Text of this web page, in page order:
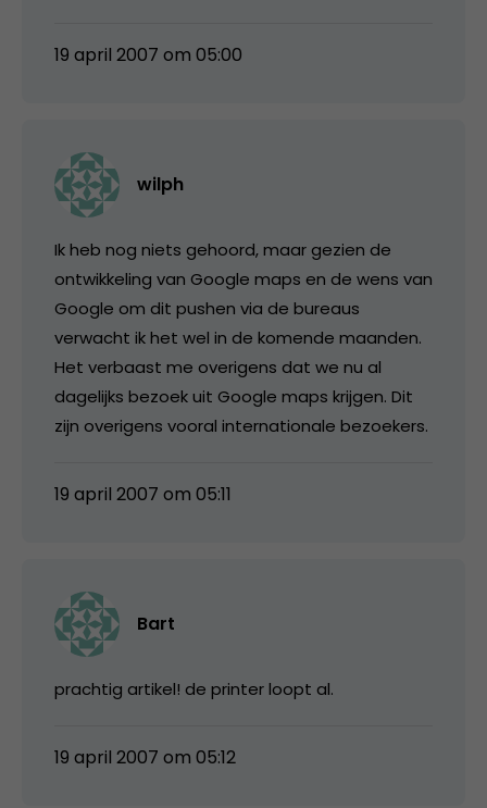
19 april 2007 om 05:00
wilph
Ik heb nog niets gehoord, maar gezien de
ontwikkeling van Google maps en de wens van
Google om dit pushen via de bureaus
verwacht ik het wel in de komende maanden.
Het verbaast me overigens dat we nu al
dagelijks bezoek uit Google maps krijgen. Dit
zijn overigens vooral internationale bezoekers.
19 april 2007 om 05:11
Bart
prachtig artikel! de printer loopt al.
19 april 2007 om 05:12